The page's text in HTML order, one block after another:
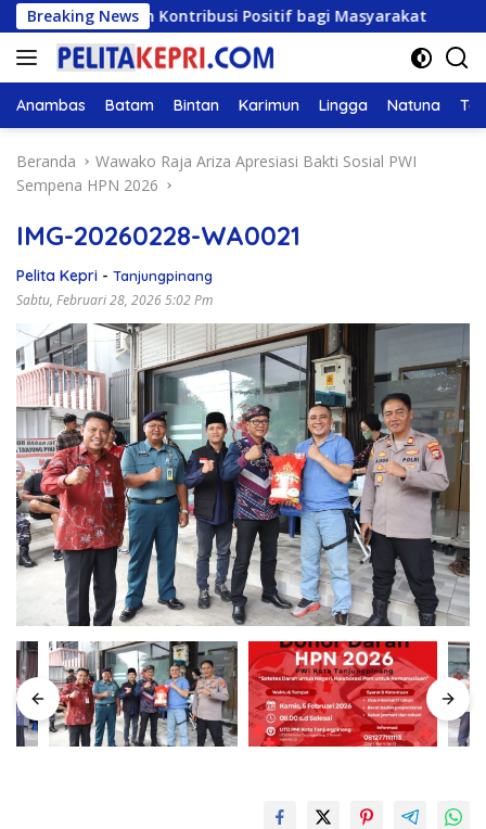
Langsung
ke
konten
Breaking News
dan Kontribusi Positif bagi Masyarakat DPRD
Anambas Batam Bintan Karimun Lingga Natuna
Beranda
Wawako Raja Ariza Apresiasi Bakti Sosial PWI
Sempena HPN 2026
IMG-20260228-WA0021
Pelita Kepri - Tanjungpinang
Sabtu, Februari 28, 2026 5:02 Pm